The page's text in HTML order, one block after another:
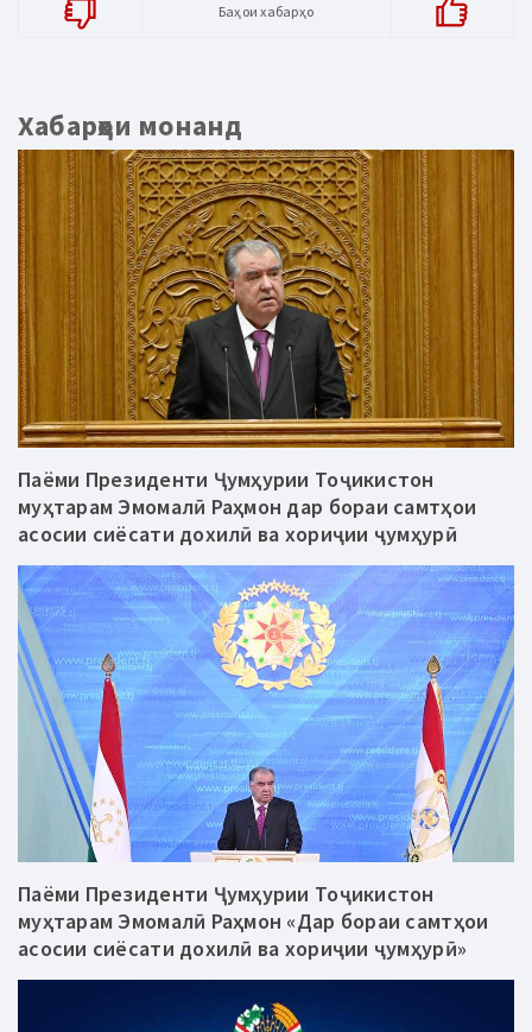
Баҳои хабарҳо
Хабарҳои монанд
Паёми Президенти Ҷумҳурии Тоҷикистон
муҳтарам Эмомалӣ Раҳмон дар бораи самтҳои
асосии сиёсати дохилӣ ва хориҷии ҷумҳурӣ
Паёми Президенти Ҷумҳурии Тоҷикистон
муҳтарам Эмомалӣ Раҳмон «Дар бораи самтҳои
асосии сиёсати дохилӣ ва хориҷии ҷумҳурӣ»